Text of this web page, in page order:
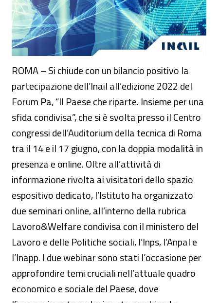
ROMA – Si chiude con un bilancio positivo la
partecipazione dell’Inail all’edizione 2022 del
Forum Pa, “Il Paese che riparte. Insieme per una
sfida condivisa”, che si è svolta presso il Centro
congressi dell’Auditorium della tecnica di Roma
tra il 14 e il 17 giugno, con la doppia modalità in
presenza e online. Oltre all’attività di
informazione rivolta ai visitatori dello spazio
espositivo dedicato, l’Istituto ha organizzato
due seminari online, all’interno della rubrica
Lavoro&Welfare condivisa con il ministero del
Lavoro e delle Politiche sociali, l’Inps, l’Anpal e
l’Inapp. I due webinar sono stati l’occasione per
approfondire temi cruciali nell’attuale quadro
economico e sociale del Paese, dove